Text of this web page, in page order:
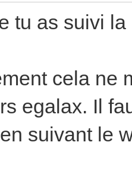
tu as suivi
cela ne
egalax. Il
suivant le